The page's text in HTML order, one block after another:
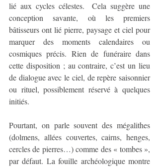
lié aux cycles célestes.  Cela suggère une
conception savante, où les premiers
bâtisseurs ont lié pierre, paysage et ciel pour
marquer des moments calendaires ou
cosmiques précis. Rien de funéraire dans
cette disposition ; au contraire, c’est un lieu
de dialogue avec le ciel, de repère saisonnier
ou rituel, possiblement réservé à quelques
initiés.
Pourtant, on parle souvent des mégalithes
(dolmens, allées couvertes, cairns, henges,
cercles de pierres…) comme des « tombes »,
par défaut. La fouille archéologique montre